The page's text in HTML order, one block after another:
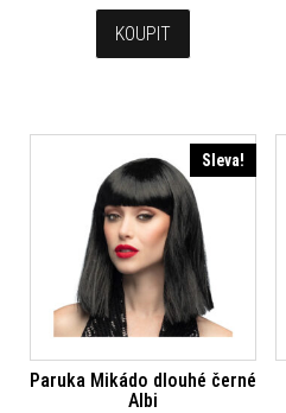
KOUPIT
Sleva!
Paruka Mikádo dlouhé černé
Albi